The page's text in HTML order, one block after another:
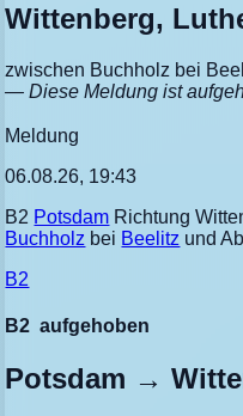
Wittenberg,
zwischen Buchholz bei
— Diese Meldung ist
Meldung
06.08.26, 19:43
B2 Potsdam Richtung
Buchholz bei Beelitz und
B2
B2 aufgehoben
Potsdam →